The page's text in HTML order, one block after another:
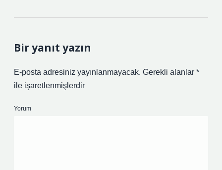
Bir yanıt yazın
E-posta adresiniz yayınlanmayacak. Gerekli alanlar *
ile işaretlenmişlerdir
Yorum